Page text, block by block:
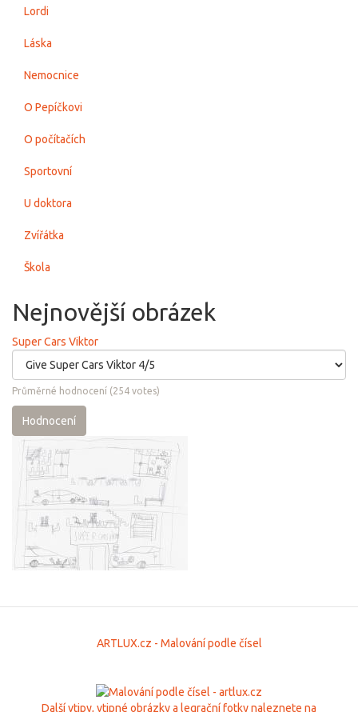
Lordi
Láska
Nemocnice
O Pepíčkovi
O počítačích
Sportovní
U doktora
Zvířátka
Škola
Nejnovější obrázek
Super Cars Viktor
Průměrné hodnocení (254 votes)
Hodnocení
ARTLUX.cz - Malování podle čísel
Další vtipy, vtipné obrázky a legrační fotky naleznete na